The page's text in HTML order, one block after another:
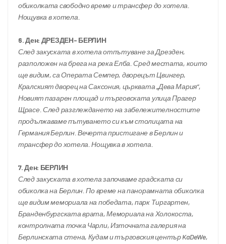
обиколката свободно време и трансфер до хотела.
Нощувка в хотела.
6. Ден: ДРЕЗДЕН- БЕРЛИН
След закуската в хотела отпътуване за Дрезден,
разположен на брега на река Елба. Сред местата, които
ще видим, са Операта Семпер, дворецът Цвингер,
Кралският дворец на Саксония, църквата „Дева Мария“,
Новият пазарен площад и търговската улица Прагер
Щрасе. След разглеждането на забележителностите
продължаваме пътуването си към столицата на
Германия Берлин. Вечерта пристигане в Берлин и
трансфер до хотела. Нощувка в хотела.
7. Ден: БЕРЛИН
След закуската в хотела започваме градската си
обиколка на Берлин. По време на панорамната обиколка
ще видим мемориала на победата, парк Тиргартен,
Бранденбургската врата, Мемориала на Холокоста,
контролната точка Чарли, Източната галерия на
Берлинската стена, Кудам и търговския център KaDeWe,